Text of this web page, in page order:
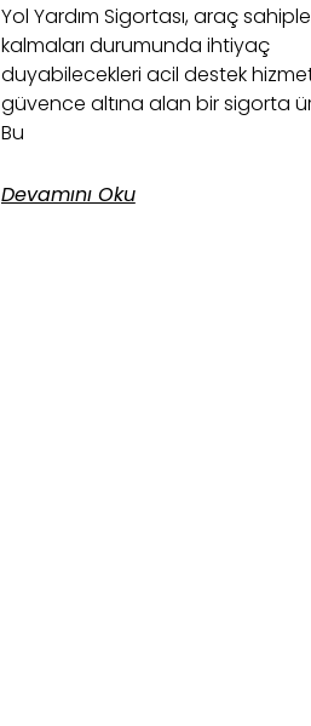
Yol Yardım Sigortası, araç
kalmaları durumunda ihtiyaç
duyabilecekleri acil destek
güvence altına alan bir sigorta
Bu
Devamını Oku